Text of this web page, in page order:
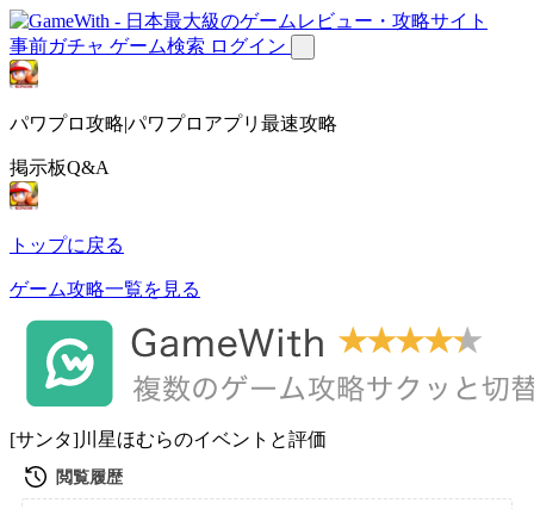
事前ガチャ ゲーム検索 ログイン
パワプロ攻略|パワプロアプリ最速攻略
掲示板Q&A
トップに戻る
ゲーム攻略一覧を見る
[サンタ]川星ほむらのイベントと評価